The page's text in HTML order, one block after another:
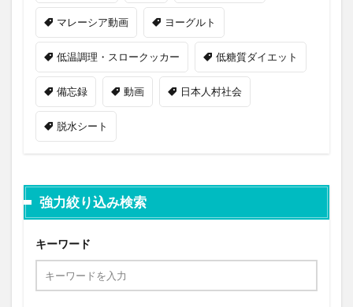
マレーシア動画 ヨーグルト
低温調理・スロークッカー 低糖質ダイエット
備忘録 動画 日本人村社会
脱水シート
強力絞り込み検索
キーワード